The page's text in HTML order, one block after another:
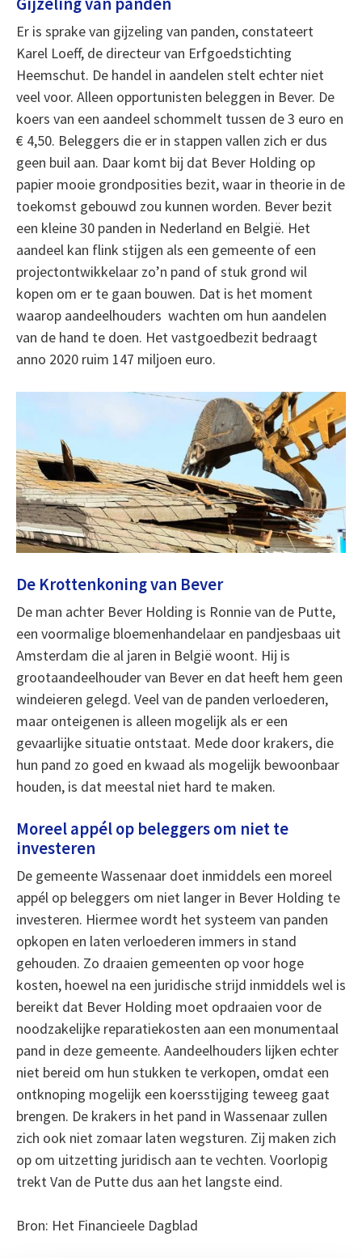
Er is sprake van gijzeling van panden, constateert
Karel Loeff, de directeur van Erfgoedstichting
Heemschut. De handel in aandelen stelt echter niet
veel voor. Alleen opportunisten beleggen in Bever. De
koers van een aandeel schommelt tussen de 3 euro en
€ 4,50. Beleggers die er in stappen vallen zich er dus
geen buil aan. Daar komt bij dat Bever Holding op
papier mooie grondposities bezit, waar in theorie in de
toekomst gebouwd zou kunnen worden. Bever bezit
een kleine 30 panden in Nederland en België. Het
aandeel kan flink stijgen als een gemeente of een
projectontwikkelaar zo’n pand of stuk grond wil
kopen om er te gaan bouwen. Dat is het moment
waarop aandeelhouders wachten om hun aandelen
van de hand te doen. Het vastgoedbezit bedraagt
anno 2020 ruim 147 miljoen euro.
De Krottenkoning van Bever
De man achter Bever Holding is Ronnie van de Putte,
een voormalige bloemenhandelaar en pandjesbaas uit
Amsterdam die al jaren in België woont. Hij is
grootaandeelhouder van Bever en dat heeft hem geen
windeieren gelegd. Veel van de panden verloederen,
maar onteigenen is alleen mogelijk als er een
gevaarlijke situatie ontstaat. Mede door krakers, die
hun pand zo goed en kwaad als mogelijk bewoonbaar
houden, is dat meestal niet hard te maken.
Moreel appél op beleggers om niet te
investeren
De gemeente Wassenaar doet inmiddels een moreel
appél op beleggers om niet langer in Bever Holding te
investeren. Hiermee wordt het systeem van panden
opkopen en laten verloederen immers in stand
gehouden. Zo draaien gemeenten op voor hoge
kosten, hoewel na een juridische strijd inmiddels wel is
bereikt dat Bever Holding moet opdraaien voor de
noodzakelijke reparatiekosten aan een monumentaal
pand in deze gemeente. Aandeelhouders lijken echter
niet bereid om hun stukken te verkopen, omdat een
ontknoping mogelijk een koersstijging teweeg gaat
brengen. De krakers in het pand in Wassenaar zullen
zich ook niet zomaar laten wegsturen. Zij maken zich
op om uitzetting juridisch aan te vechten. Voorlopig
trekt Van de Putte dus aan het langste eind.
Bron: Het Financieele Dagblad